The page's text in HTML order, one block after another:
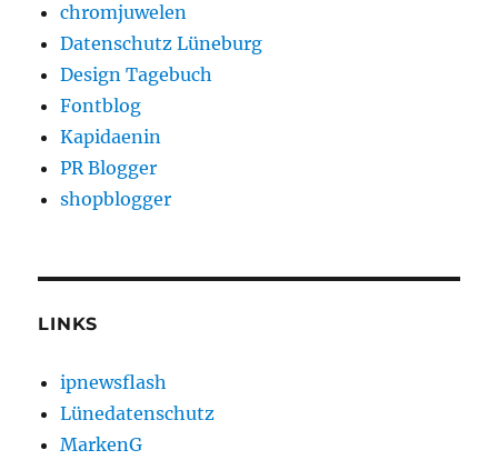
chromjuwelen
Datenschutz Lüneburg
Design Tagebuch
Fontblog
Kapidaenin
PR Blogger
shopblogger
LINKS
ipnewsflash
Lünedatenschutz
MarkenG